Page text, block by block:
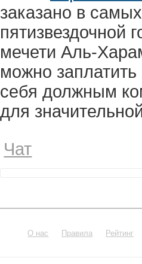
заказано в
пятизвездочной
мечети Аль-
можно
себя должным
для
Чат
О нас Правила Рейтинг